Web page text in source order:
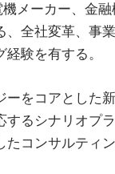
メーカー、金
、全社変革、事
験を有する。
ーをコアとした
するシナリオプ
たコンサルティ